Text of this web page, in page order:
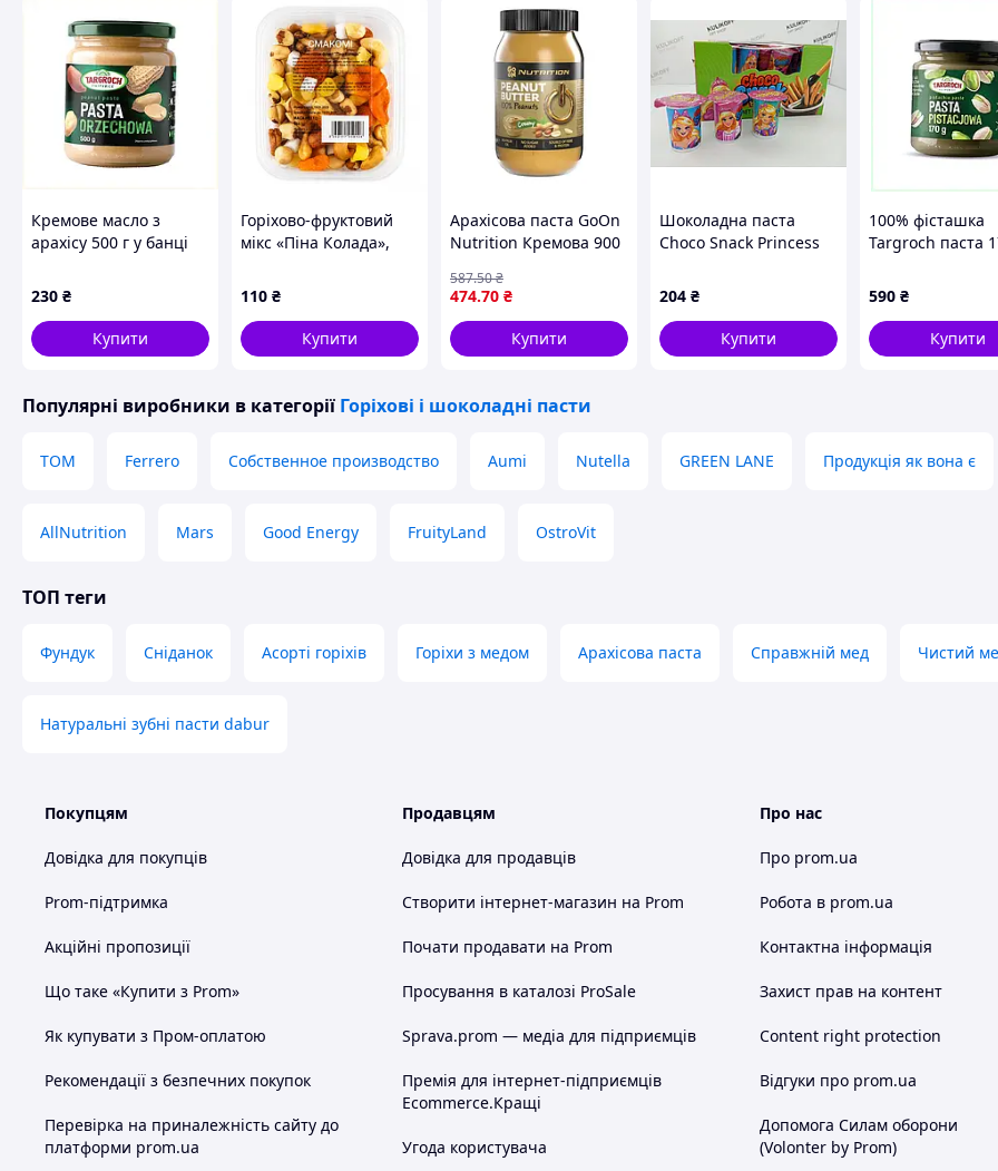
Кремове масло з
арахісу 500 г у банці
230 ₴
Купити
Горіхово-фруктовий
мікс «Піна Колада»,
110 ₴
Купити
Арахісова паста GoOn
Nutrition Кремова 900
474.70 ₴
587.50₴
Купити
Шоколадна паста
Choco Snack Princess
204 ₴
Купити
100% фісташка
Targroch паста
590 ₴
Купити
Популярні виробники в категорії Горіхові і шоколадні пасти
ТОМ Ferrero Собственное производство Aumi Nutella GREEN LANE Продукція як вона є
AllNutrition Mars Good Energy FruityLand OstroVit
ТОП теги
Фундук Сніданок Асорті горіхів Горіхи з медом Арахісова паста Справжній мед Чистий
Натуральні зубні пасти dabur
Покупцям
Довідка для покупців
Prom-підтримка
Акційні пропозиції
Що таке «Купити з Prom»
Як купувати з Пром-оплатою
Рекомендації з безпечних покупок
Перевірка на приналежність сайту до
платформи prom.ua
Продавцям
Довідка для продавців
Створити інтернет-магазин на Prom
Почати продавати на Prom
Просування в каталозі ProSale
Sprava.prom — медіа для підприємців
Премія для інтернет-підприємців
Ecommerce.Кращі
Угода користувача
Про нас
Про prom.ua
Робота в prom.ua
Контактна інформація
Захист прав на контент
Content right protection
Відгуки про prom.ua
Допомога Силам оборони
(Volonter by Prom)